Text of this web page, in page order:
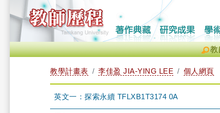
教
教學計畫表 李佳盈 JIA-YING LEE 個人網頁
英文一：探索永續 TFLXB1T3174 0A